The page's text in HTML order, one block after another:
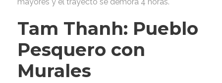
mayores y el trayecto se demora 4 horas.
Tam Thanh: Pueblo
Pesquero con
Murales